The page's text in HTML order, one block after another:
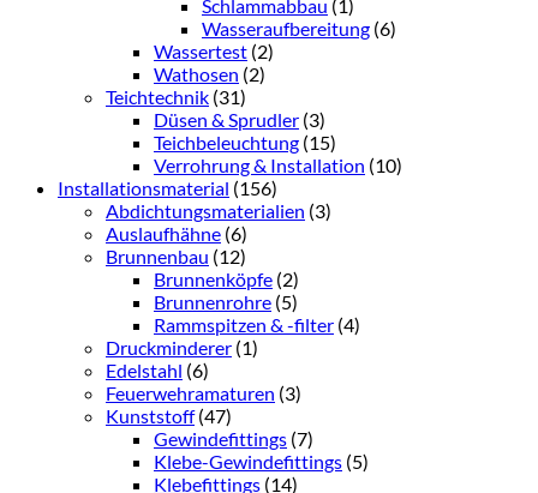
Schlammabbau (1)
Wasseraufbereitung (6)
Wassertest (2)
Wathosen (2)
Teichtechnik (31)
Düsen & Sprudler (3)
Teichbeleuchtung (15)
Verrohrung & Installation (10)
Installationsmaterial (156)
Abdichtungsmaterialien (3)
Auslaufhähne (6)
Brunnenbau (12)
Brunnenköpfe (2)
Brunnenrohre (5)
Rammspitzen & -filter (4)
Druckminderer (1)
Edelstahl (6)
Feuerwehramaturen (3)
Kunststoff (47)
Gewindefittings (7)
Klebe-Gewindefittings (5)
Klebefittings (14)